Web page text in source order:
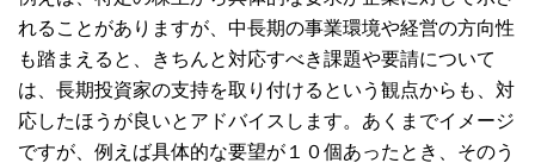
れることがありますが、中長期の事業環境や経営の方向性
も踏まえると、きちんと対応すべき課題や要請について
は、長期投資家の支持を取り付けるという観点からも、対
応したほうが良いとアドバイスします。あくまでイメージ
ですが、例えば具体的な要望が１０個あったとき、そのう